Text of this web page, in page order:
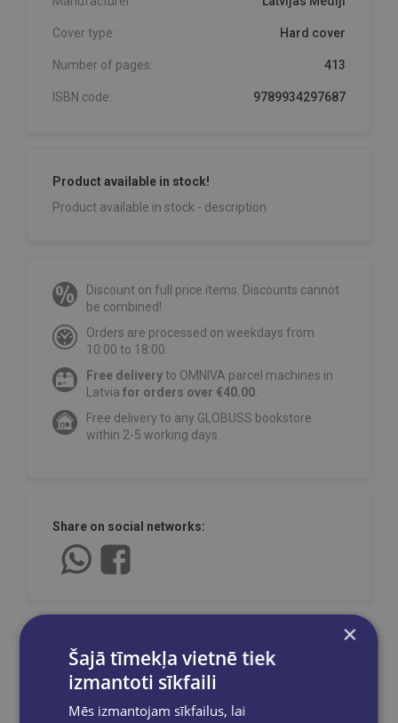
Cover type: Hard cover
Number of pages: 413
ISBN code: 9789934297687
Product available in stock!
Product available in stock - description
Discount on full price items. Discounts cannot
be combined!
Orders are processed on weekdays from
10:00 to 18:00.
Free deliveryto OMNIVA parcel machines in
Latvia for orders over €40.00
Free delivery to any GLOBUSS bookstore
within 2-5 working days.
Share on social networks:
×
Šajā tīmekļa vietnē tiek
izmantoti sīkfaili
Mēs izmantojam sīkfailus, lai